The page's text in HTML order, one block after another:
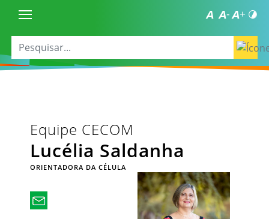
Equipe CECOM
Lucélia Saldanha
ORIENTADORA DA CÉLULA